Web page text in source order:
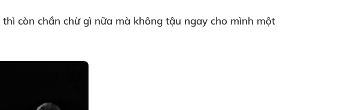
thì còn chần chừ gì nữa mà không tậu ngay cho mình một